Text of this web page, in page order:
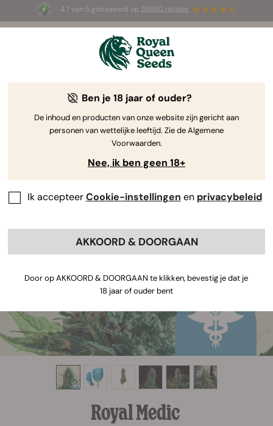
4.7 van 5 gebaseerd op 58690 reviews
3 White Widow Auto zaadjesGRATIS voor de
Royal Medic
Ben je 18 jaar of ouder?
De inhoud en producten van onze website zijn gericht aan
personen van wettelijke leeftijd. Zie de Algemene
Voorwaarden.
Nee, ik ben geen 18+
Ik accepteerCookie-instellingen en privacybeleid
AKKOORD & DOORGAAN
Door op AKKOORD & DOORGAAN te klikken, bevestig je dat je
18 jaar of ouder bent